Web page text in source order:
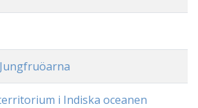
i Indiska oceanen